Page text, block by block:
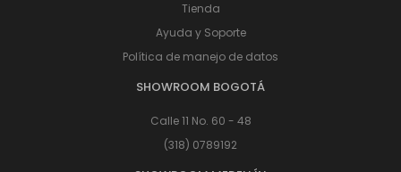
Tienda
Ayuda y Soporte
Política de manejo de datos
SHOWROOM BOGOTÁ
Calle 11 No. 60 - 48
(318) 0789192